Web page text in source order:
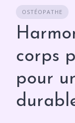
OSTÉOPATHE
corps
pour